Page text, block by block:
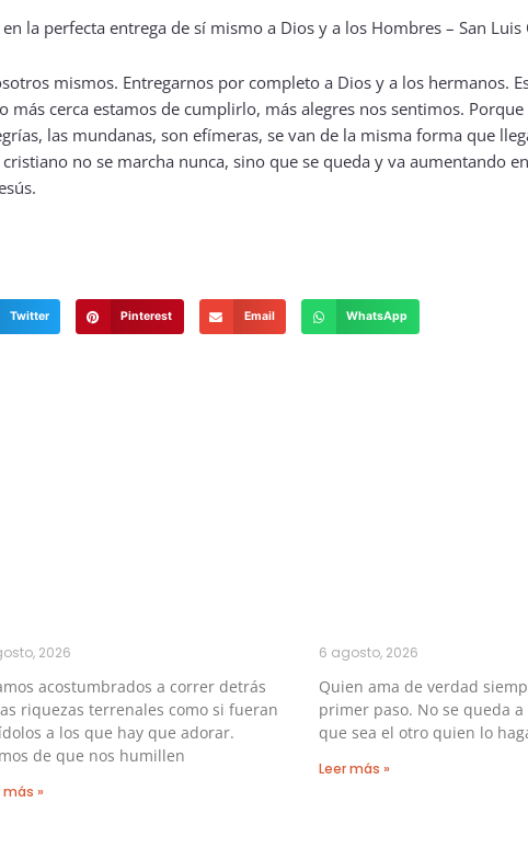
mismos. Entregarnos por completo a Dios y a los hermanos.
cerca estamos de cumplirlo, más alegres nos sentimos. Porque
las mundanas, son efímeras, se van de la misma forma que
no se marcha nunca, sino que se queda y va aumentando
Twitter Pinterest Email WhatsApp
2026
acostumbrados a correr detrás
riquezas terrenales como si fueran
a los que hay que adorar.
de que nos humillen
más »
6 agosto, 2026
Quien ama de verdad
primer paso. No se queda
que sea el otro quien lo
Leer más »